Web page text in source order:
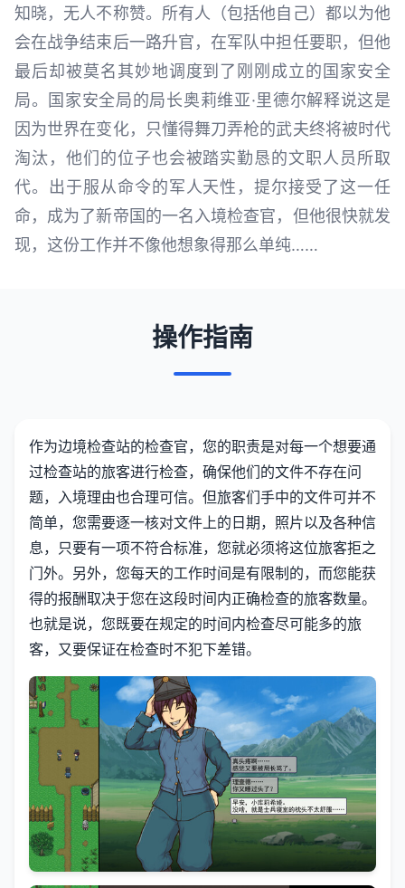
知晓，无人不称赞。所有人（包括他自己）都以为他
会在战争结束后一路升官，在军队中担任要职，但他
最后却被莫名其妙地调度到了刚刚成立的国家安全
局。国家安全局的局长奥莉维亚·里德尔解释说这是
因为世界在变化，只懂得舞刀弄枪的武夫终将被时代
淘汰，他们的位子也会被踏实勤恳的文职人员所取
代。出于服从命令的军人天性，提尔接受了这一任
命，成为了新帝国的一名入境检查官，但他很快就发
现，这份工作并不像他想象得那么单纯……
操作指南
作为边境检查站的检查官，您的职责是对每一个想要通
过检查站的旅客进行检查，确保他们的文件不存在问
题，入境理由也合理可信。但旅客们手中的文件可并不
简单，您需要逐一核对文件上的日期，照片以及各种信
息，只要有一项不符合标准，您就必须将这位旅客拒之
门外。另外，您每天的工作时间是有限制的，而您能获
得的报酬取决于您在这段时间内正确检查的旅客数量。
也就是说，您既要在规定的时间内检查尽可能多的旅
客，又要保证在检查时不犯下差错。